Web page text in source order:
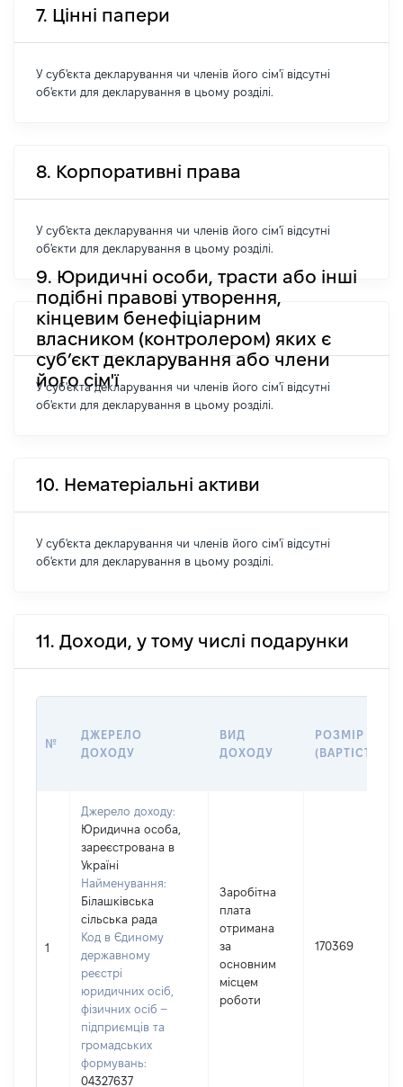
7. Цінні папери
У суб'єкта декларування чи членів його сім'ї відсутні
об'єкти для декларування в цьому розділі.
8. Корпоративні права
У суб'єкта декларування чи членів його сім'ї відсутні
об'єкти для декларування в цьому розділі.
9. Юридичні особи, трасти або інші
подібні правові утворення,
кінцевим бенефіціарним
власником (контролером) яких є
суб’єкт декларування або члени
його сім'ї
У суб'єкта декларування чи членів його сім'ї відсутні
об'єкти для декларування в цьому розділі.
10. Нематеріальні активи
У суб'єкта декларування чи членів його сім'ї відсутні
об'єкти для декларування в цьому розділі.
11. Доходи, у тому числі подарунки
№
ДЖЕРЕЛО
ДОХОДУ
ВИД
ДОХОДУ
РОЗМІР
(ВАРТІСТЬ)
1
Джерело доходу:
Юридична особа,
зареєстрована в
Україні
Найменування:
Білашківська
сільська рада
Код в Єдиному
державному
реєстрі
юридичних осіб,
фізичних осіб –
підприємців та
громадських
формувань:
04327637
Заробітна
плата
отримана
за
основним
місцем
роботи
170369